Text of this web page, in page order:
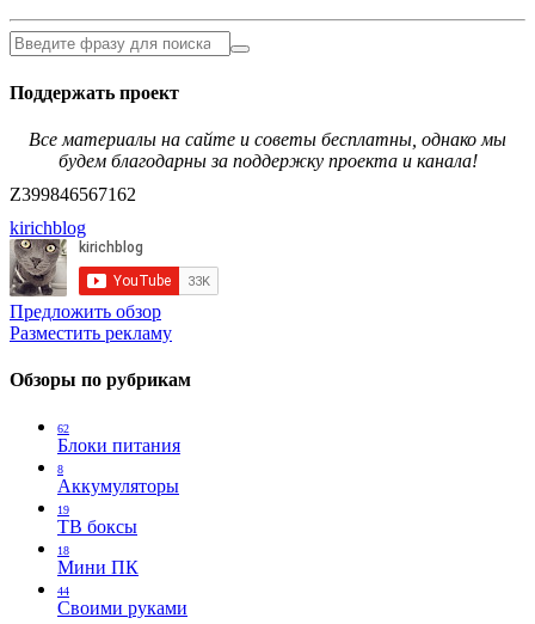
Поддержать проект
Все материалы на сайте и советы бесплатны, однако мы
будем благодарны за поддержку проекта и канала!
Z399846567162
kirichblog
Предложить обзор
Разместить рекламу
Обзоры по рубрикам
62
Блоки питания
8
Аккумуляторы
19
ТВ боксы
18
Мини ПК
44
Своими руками